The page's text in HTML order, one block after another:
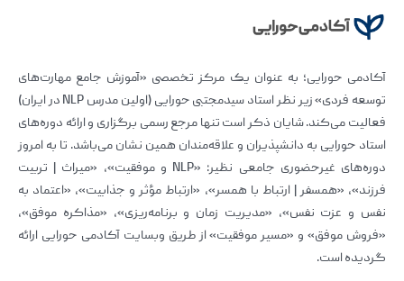
آکادمی حورایی؛ به عنوان یک مرکز تخصصی «آموزش جامع مهارت‌های
توسعه فردی» زیر نظر استاد سیدمجتبی حورایی (اولین مدرس NLP در ایران)
فعالیت می‌کند. شایان ذکر است تنها مرجع رسمی برگزاری و ارائه دوره‌های
استاد حورایی به دانشپذیران و علاقه‌مندان همین نشان می‌باشد. تا به امروز
دوره‌های غیرحضوری جامعی نظیر: «NLP و موفقیت»، «میراث | تربیت
فرزند»، «همسفر | ارتباط با همسر»، «ارتباط مؤثر و جذابیت»، «اعتماد به
نفس و عزت نفس»، «مدیریت زمان و برنامه‌ریزی»، «مذاکره موفق»،
«فروش موفق» و «مسیر موفقیت» از طریق وبسایت آکادمی حورایی ارائه
گردیده است.